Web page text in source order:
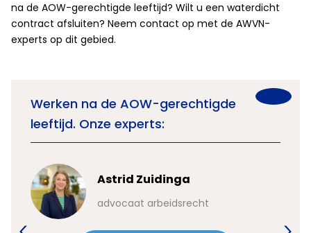
na de AOW-gerechtigde leeftijd? Wilt u een waterdicht
contract afsluiten? Neem contact op met de AWVN-
experts op dit gebied.
Werken na de AOW-gerechtigde
leeftijd. Onze experts:
Astrid Zuidinga
advocaat arbeidsrecht